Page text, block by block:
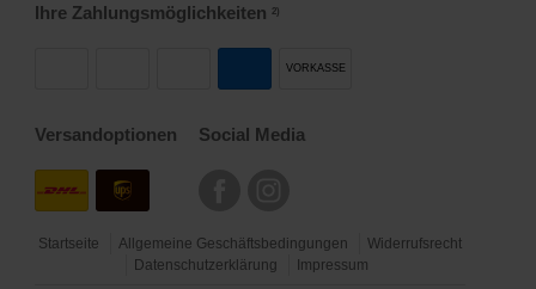
Ihre Zahlungsmöglichkeiten 2)
VORKASSE
Versandoptionen Social Media
Startseite Allgemeine Geschäftsbedingungen
Widerrufsrecht
Datenschutzerklärung
Impressum